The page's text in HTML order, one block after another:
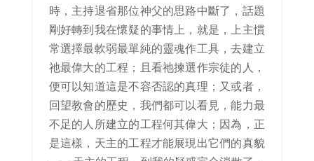
時，主持退省那位神父的思路中斷了，話題
剛好轉到我在懷疑的事情上，就是，上主慣
常選擇最軟弱最單純的靈魂作工具，去建立
祂最偉大的工程；且看祂揀選作宗徒的人，
便可以知道這是不容否認的真理；又或者，
回望教會的歷史，我們都可以看見，能力最
不足的人所建立的工程何其偉大；因為，正
是這樣，天主的工程才能展現出它們的真貌